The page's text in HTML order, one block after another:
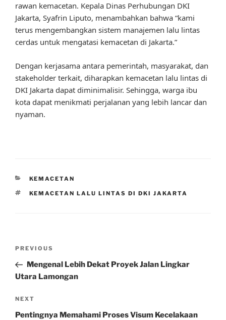
rawan kemacetan. Kepala Dinas Perhubungan DKI
Jakarta, Syafrin Liputo, menambahkan bahwa “kami
terus mengembangkan sistem manajemen lalu lintas
cerdas untuk mengatasi kemacetan di Jakarta.”
Dengan kerjasama antara pemerintah, masyarakat, dan
stakeholder terkait, diharapkan kemacetan lalu lintas di
DKI Jakarta dapat diminimalisir. Sehingga, warga ibu
kota dapat menikmati perjalanan yang lebih lancar dan
nyaman.
CATEGORIES
KEMACETAN
TAGS
KEMACETAN LALU LINTAS DI DKI JAKARTA
Previous
Post
PREVIOUS
Mengenal Lebih Dekat Proyek Jalan Lingkar
Utara Lamongan
Next
Post
NEXT
Pentingnya Memahami Proses Visum Kecelakaan